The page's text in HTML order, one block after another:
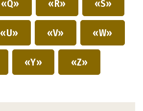
«Q» «R» «S»
«U» «V» «W»
«Y» «Z»